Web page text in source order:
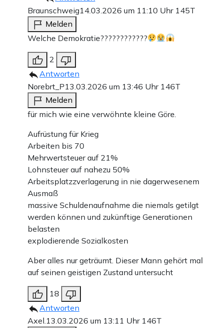
Braunschweig14.03.2026 um 11:10 Uhr 145T
Melden
Welche Demokratie????????????
2
Antworten
Norebrt_P13.03.2026 um 13:46 Uhr 146T
Melden
für mich wie eine verwöhnte kleine Göre.
Aufrüstung für Krieg
Arbeiten bis 70
Mehrwertsteuer auf 21%
Lohnsteuer auf nahezu 50%
Arbeitsplatzzverlagerung in nie dagerwesenem
Ausmaß
massive Schuldenaufnahme die niemals getilgt
werden können und zukünftige Generationen
belasten
explodierende Sozialkosten
Aber alles nur geträumt. Dieser Mann gehört mal
auf seinen geistigen Zustand untersucht
18
Antworten
Axel. 13.03.2026 um 13:11 Uhr 146T